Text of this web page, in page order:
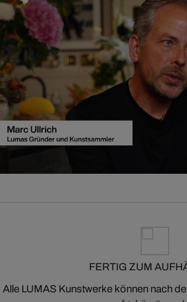
FERTIG ZUM
Alle LUMAS Kunstwerke können nach